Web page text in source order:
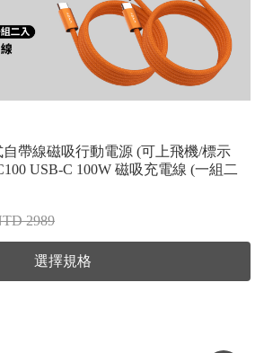
帶線磁吸行動電源 (可上飛機/標示
USB-C 100W 磁吸充電線 (一組二
2989
選擇規格